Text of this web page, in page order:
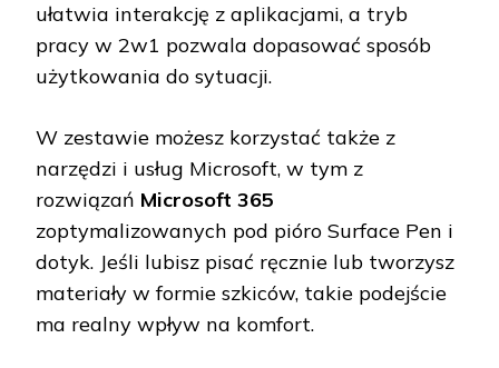
ułatwia interakcję z aplikacjami, a tryb
pracy w 2w1 pozwala dopasować sposób
użytkowania do sytuacji.
W zestawie możesz korzystać także z
narzędzi i usług Microsoft, w tym z
rozwiązań Microsoft 365
zoptymalizowanych pod pióro Surface Pen i
dotyk. Jeśli lubisz pisać ręcznie lub tworzysz
materiały w formie szkiców, takie podejście
ma realny wpływ na komfort.